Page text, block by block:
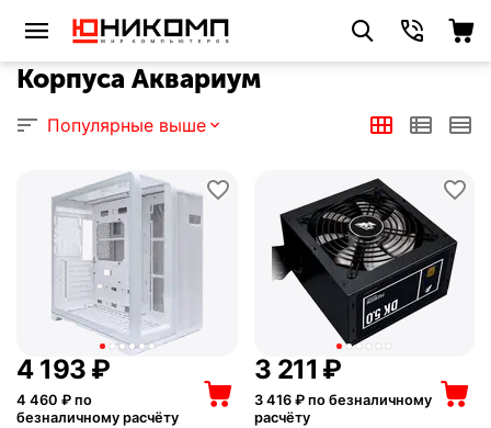
Корпуса Аквариум
Популярные выше
4 193 ₽
4 460 ₽ по
безналичному расчёту
3 211 ₽
3 416₽ по безналичному
расчёту